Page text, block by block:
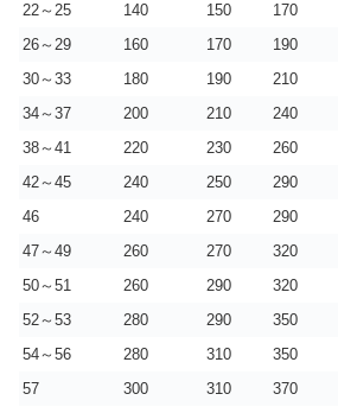
22～25
140 150 170
26～29
160 170 190
30～33
180 190 210
34～37
200 210 240
38～41
220 230 260
42～45
240 250 290
46
240 270 290
47～49
260 270 320
50～51
260 290 320
52～53
280 290 350
54～56
280 310 350
57
300 310 370